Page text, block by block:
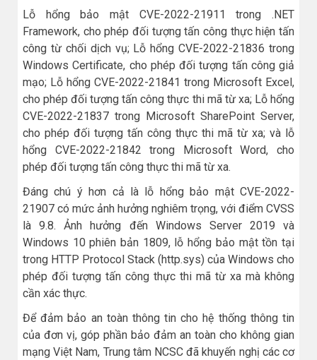
Lỗ hổng bảo mật CVE-2022-21911 trong .NET
Framework, cho phép đối tượng tấn công thực hiện tấn
công từ chối dịch vụ; Lỗ hổng CVE-2022-21836 trong
Windows Certificate, cho phép đối tượng tấn công giả
mạo; Lỗ hổng CVE-2022-21841 trong Microsoft Excel,
cho phép đối tượng tấn công thực thi mã từ xa; Lỗ hổng
CVE-2022-21837 trong Microsoft SharePoint Server,
cho phép đối tượng tấn công thực thi mã từ xa; và lỗ
hổng CVE-2022-21842 trong Microsoft Word, cho
phép đối tượng tấn công thực thi mã từ xa.
Đáng chú ý hơn cả là lỗ hổng bảo mật CVE-2022-
21907 có mức ảnh hưởng nghiêm trọng, với điểm CVSS
là 9.8. Ảnh hưởng đến Windows Server 2019 và
Windows 10 phiên bản 1809, lỗ hổng bảo mật tồn tại
trong HTTP Protocol Stack (http.sys) của Windows cho
phép đối tượng tấn công thực thi mã từ xa mà không
cần xác thực.
Để đảm bảo an toàn thông tin cho hệ thống thông tin
của đơn vị, góp phần bảo đảm an toàn cho không gian
mạng Việt Nam, Trung tâm NCSC đã khuyến nghị các cơ